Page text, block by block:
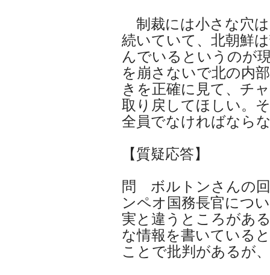
制裁には小さな穴
続いていて、北朝鮮
んでいるというのが
を崩さないで北の内
きを正確に見て、チ
取り戻してほしい。
全員でなければなら
【質疑応答】
問 ボルトンさんの
ンペオ国務長官につ
実と違うところがあ
な情報を書いている
ことで批判があるが